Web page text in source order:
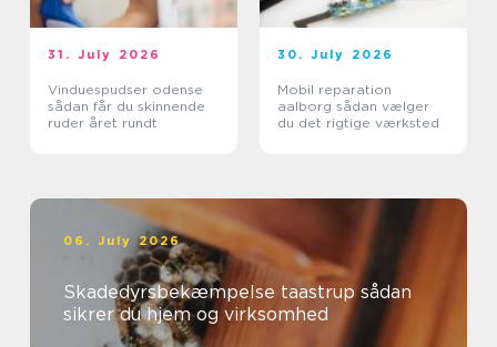
31. July 2026
Vinduespudser odense
sådan får du skinnende
ruder året rundt
30. July 2026
Mobil reparation
aalborg sådan vælger
du det rigtige værksted
06. July 2026
Skadedyrsbekæmpelse taastrup sådan
sikrer du hjem og virksomhed